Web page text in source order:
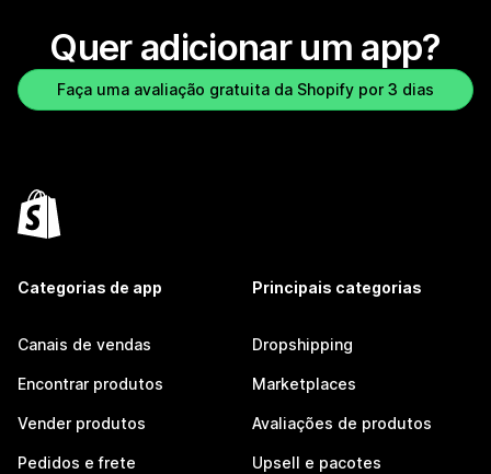
Quer adicionar um app?
Faça uma avaliação gratuita da Shopify por 3 dias
Categorias de app
Canais de vendas
Encontrar produtos
Vender produtos
Pedidos e frete
Principais categorias
Dropshipping
Marketplaces
Avaliações de produtos
Upsell e pacotes